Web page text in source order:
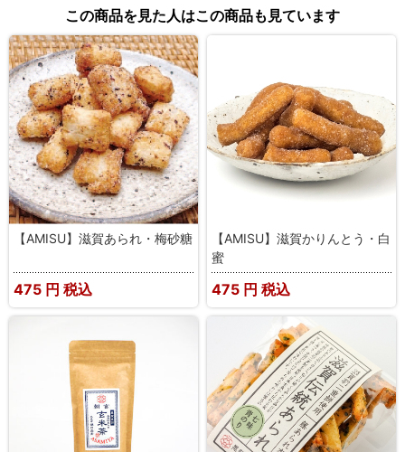
この商品を見た人はこの商品も見ています
【AMISU】滋賀あられ・梅砂糖
475 円 税込
【AMISU】滋賀かりんとう・白
蜜
475 円 税込